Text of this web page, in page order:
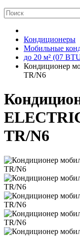
Кондиционеры
Мобильные
до 20 м² (07
Кондиционер
TR/N6
TR/N6